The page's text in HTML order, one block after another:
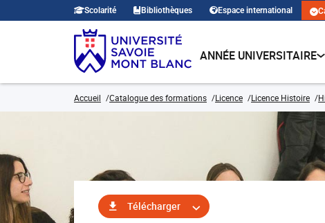
Scolarité Bibliothèques Espace international
ANNÉE UNIVERSITAIRE
Accueil Catalogue des formations Licence Licence Histoire
Télécharger